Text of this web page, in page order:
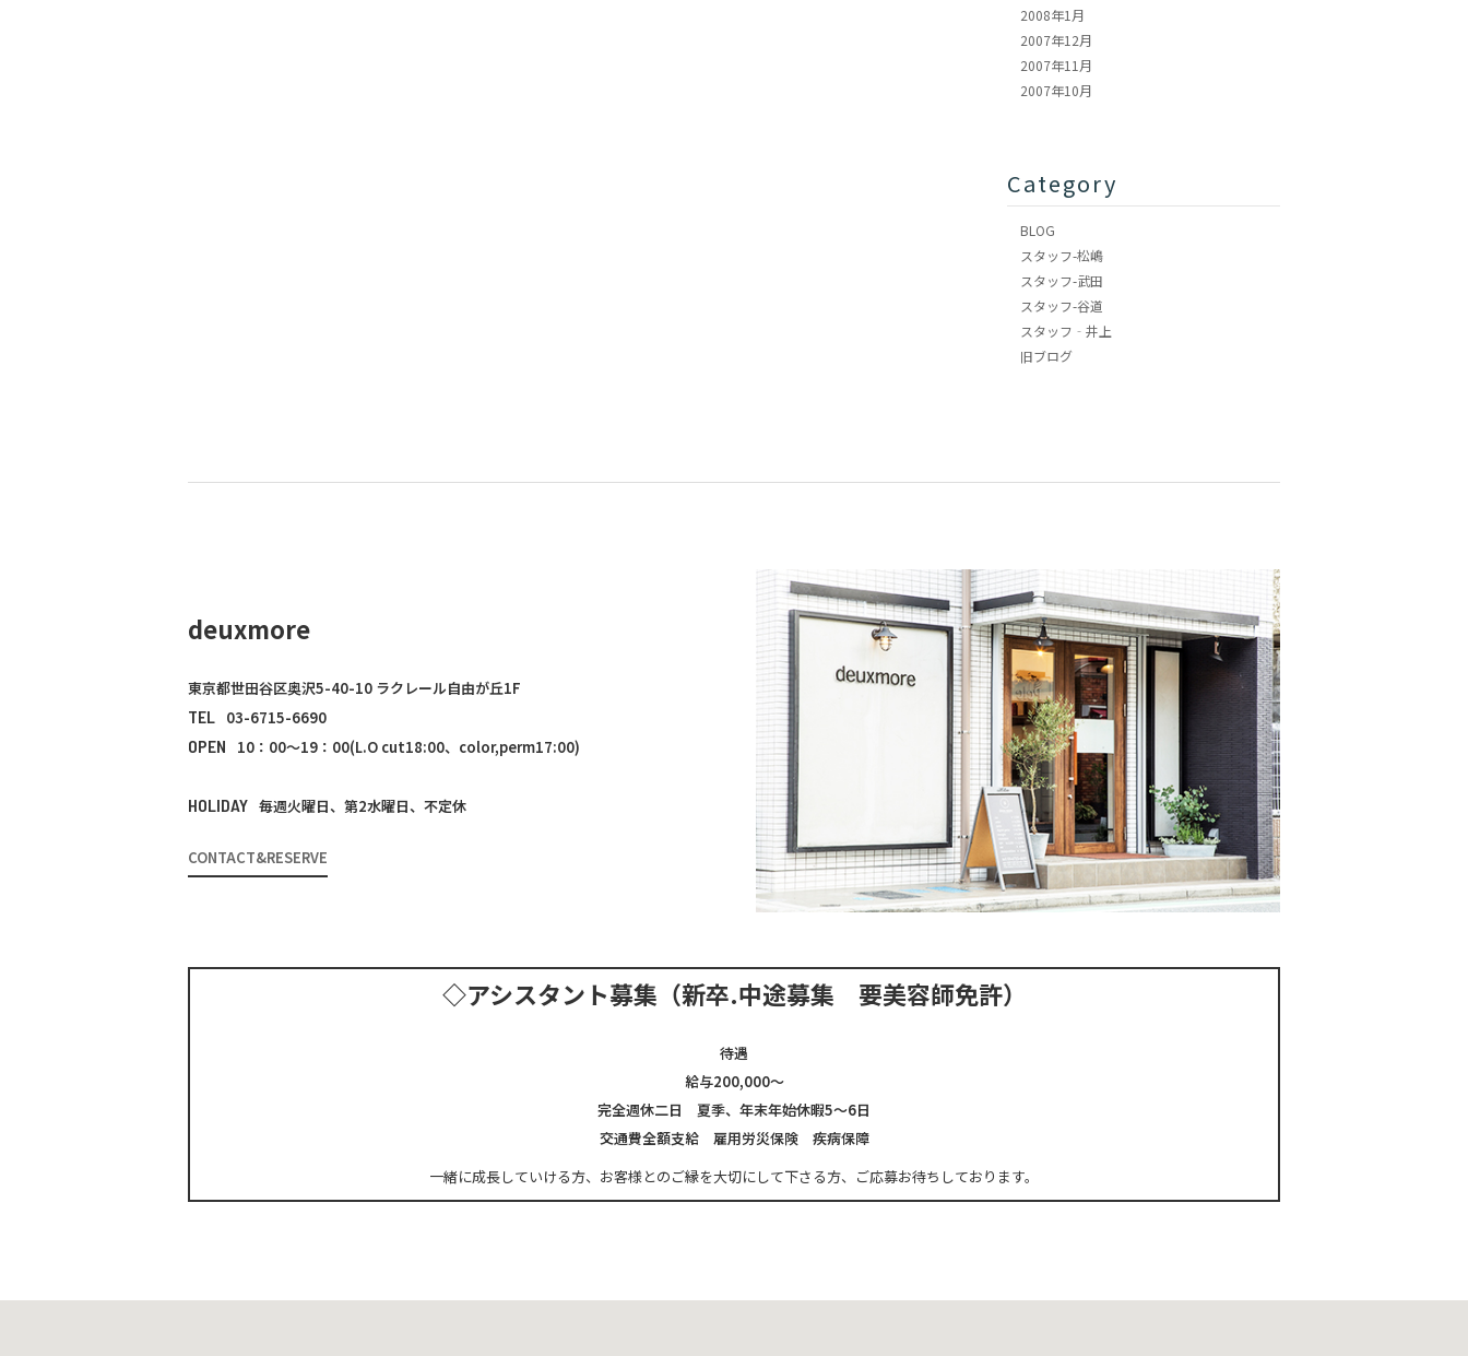
2008年1月
2007年12月
2007年11月
2007年10月
Category
BLOG
スタッフ-松嶋
スタッフ-武田
スタッフ-谷道
スタッフ‐井上
旧ブログ
deuxmore
東京都世田谷区奥沢5-40-10 ラクレール自由が丘1F
TEL 03-6715-6690
OPEN
10：00～19：00(L.O cut18:00、color,perm17:00)
HOLIDAY 毎週火曜日、第2水曜日、不定休
CONTACT&RESERVE
◇アシスタント募集 （新卒.中途募集 要美容師免許）
待遇
給与200,000～
完全週休二日 夏季、年末年始休暇5～6日
交通費全額支給 雇用労災保険 疾病保障
一緒に成長していける方、 お客様とのご縁を大切にして下さる方、 ご応募お待ちしております。